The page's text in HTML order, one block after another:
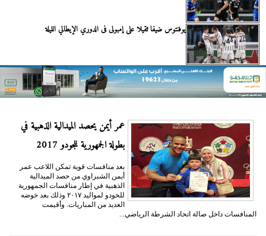
يوفنتوس ضيفا ثقيلا على إمبولى فى الدوري الإيطالي الليلة
عمر أيمن يحصد الميدالية الذهبية في
بطولة الجمهورية للجودو 2017
بعد منافسات قوية تمكن اللاعب عمر
أيمن الشبراوي من حصد الميدالية
الذهبية في إطار منافسات الجمهورية
للحودو لمواليد ٢٠١٧ وذلك بعد خوضه
العديد من المباريات. وأقيمت
المنافسات داخل صالة اتحاد الشرطة الرياضي...